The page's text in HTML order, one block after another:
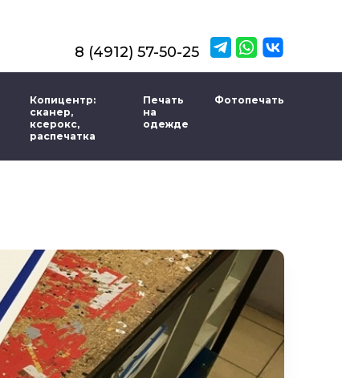
8 (4912) 57-50-25
Копицентр:
сканер,
ксерокс,
распечатка
Печать
на
одежде
Фотопечать